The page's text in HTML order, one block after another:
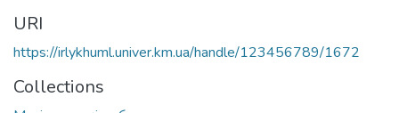
URI
https://irlykhuml.univer.km.ua/handle/123456789/1672
Collections